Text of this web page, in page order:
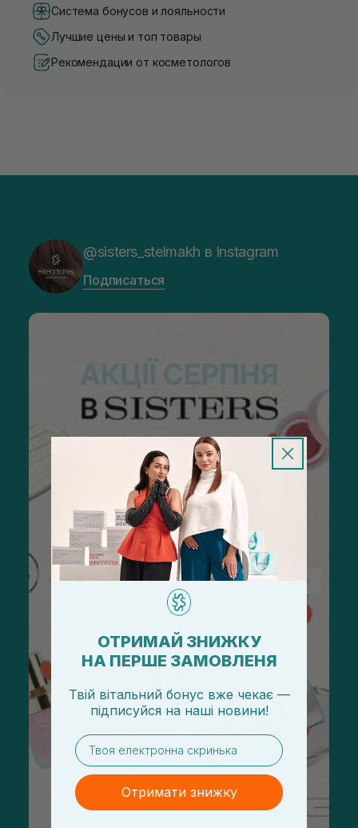
Система бонусов и лояльности
Лучшие цены и топ товары
Рекомендации от косметологов
@sisters_stelmakh в Instagram
Подписаться
ОТРИМАЙ ЗНИЖКУ
НА ПЕРШЕ ЗАМОВЛЕНЯ
Твій вітальний бонус вже чекає —
підписуйся на наші новини!
email
Отримати знижку